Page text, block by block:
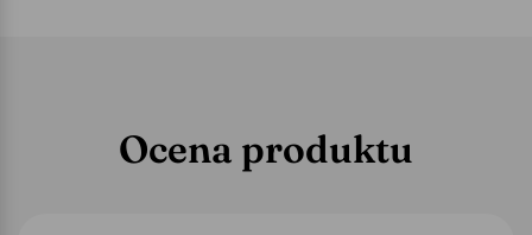
Ocena produktu